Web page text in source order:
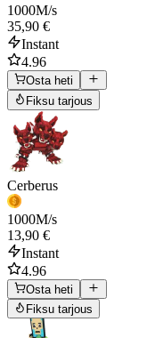
1000M/s
35,90 €
Instant
4.96
Osta heti
Fiksu tarjous
Cerberus
1000M/s
13,90 €
Instant
4.96
Osta heti
Fiksu tarjous